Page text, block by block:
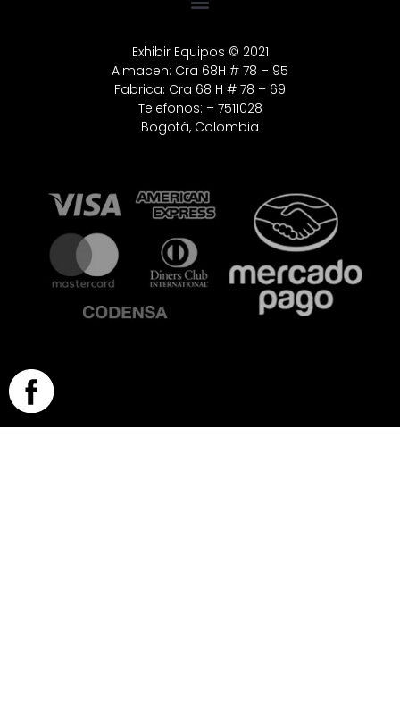
Exhibir Equipos © 2021
Almacen: Cra 68H # 78 – 95
Fabrica: Cra 68 H # 78 – 69
Telefonos: – 7511028
Bogotá, Colombia